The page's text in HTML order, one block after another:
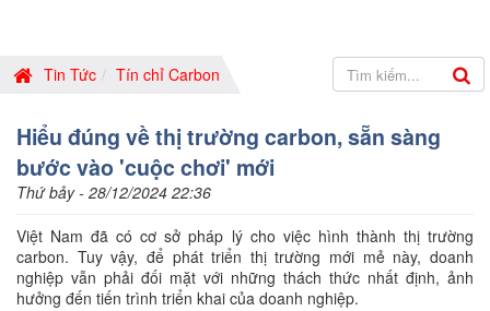
Tin Tức Tín chỉ Carbon
Hiểu đúng về thị trường carbon, sẵn sàng
bước vào 'cuộc chơi' mới
Thứ bảy - 28/12/2024 22:36
Việt Nam đã có cơ sở pháp lý cho việc hình thành thị trường
carbon. Tuy vậy, để phát triển thị trường mới mẻ này, doanh
nghiệp vẫn phải đối mặt với những thách thức nhất định, ảnh
hưởng đến tiến trình triển khai của doanh nghiệp.